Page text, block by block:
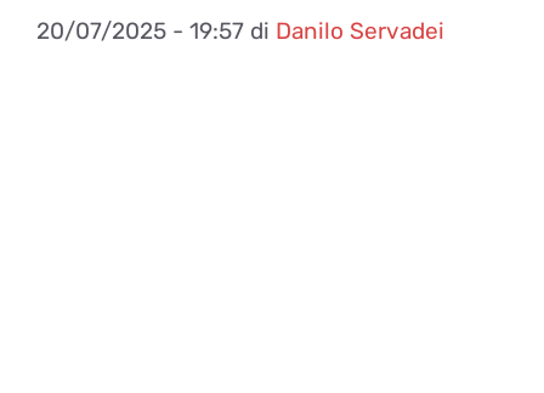
20/07/2025 - 19:57 di Danilo Servadei